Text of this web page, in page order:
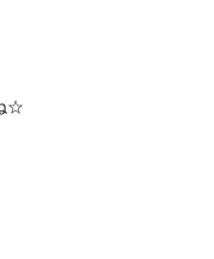
☆